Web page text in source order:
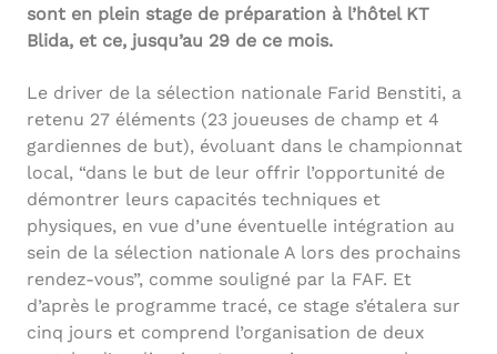
sont en plein stage de préparation à l’hôtel KT
Blida, et ce, jusqu’au 29 de ce mois.
Le driver de la sélection nationale Farid Benstiti, a
retenu 27 éléments (23 joueuses de champ et 4
gardiennes de but), évoluant dans le championnat
local, “dans le but de leur offrir l’opportunité de
démontrer leurs capacités techniques et
physiques, en vue d’une éventuelle intégration au
sein de la sélection nationale A lors des prochains
rendez-vous”, comme souligné par la FAF. Et
d’après le programme tracé, ce stage s’étalera sur
cinq jours et comprend l’organisation de deux